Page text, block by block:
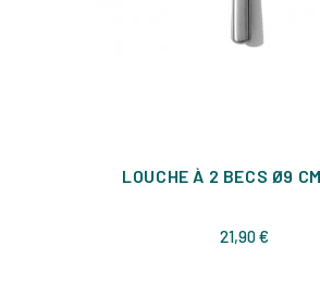
LOUCHE À 2 BECS Ø9
21,90 €Prix